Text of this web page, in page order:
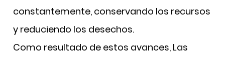
constantemente, conservando los recursos
y reduciendo los desechos.
Como resultado de estos avances, Las